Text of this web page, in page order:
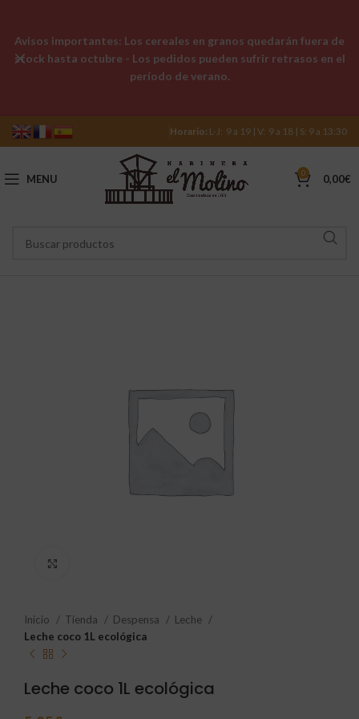
Horario: L-J: 9 a 19 | V: 9 a 18 | S: 9 a 13:30
MENU 0 0,00€
Inicio Tienda Despensa
Leche
Leche coco 1L ecológica
Leche coco 1L ecológica
Avisos importantes: Los cereales en granos quedarán fuera de
stock hasta octubre - Los pedidos pueden sufrir retrasos en el
período de verano.